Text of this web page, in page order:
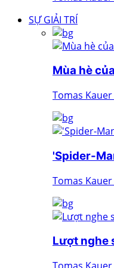
SỰ GIẢI TRÍ
Mùa hè
Tomas
'Spider-
Tomas
Lượt nghe